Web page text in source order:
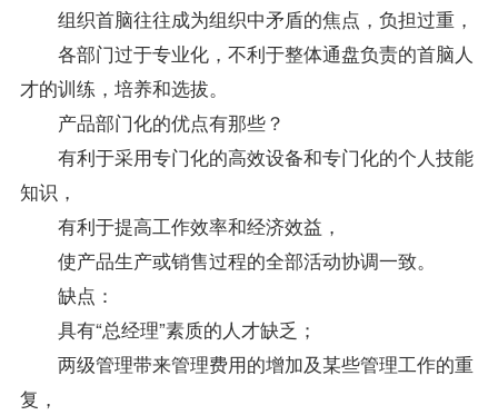
组织首脑往往成为组织中矛盾的焦点，负担过重，
各部门过于专业化，不利于整体通盘负责的首脑人
才的训练，培养和选拔。
产品部门化的优点有那些？
有利于采用专门化的高效设备和专门化的个人技能
知识，
有利于提高工作效率和经济效益，
使产品生产或销售过程的全部活动协调一致。
缺点：
具有“总经理”素质的人才缺乏；
两级管理带来管理费用的增加及某些管理工作的重
复，